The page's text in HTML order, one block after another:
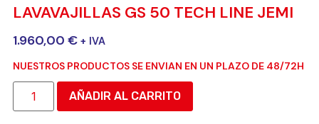
LAVAVAJILLAS GS 50 TECH LINE JEMI
1.960,00 € + IVA
NUESTROS PRODUCTOS SE ENVIAN EN UN PLAZO DE 48/72H
AÑADIR AL CARRITO